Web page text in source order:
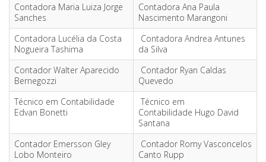
Contadora Maria Luiza Jorge
Sanches
Contadora Ana Paula
Nascimento Marangoni
Contadora Lucélia da Costa
Nogueira Tashima
Contadora Andrea Antunes
da Silva
Contador Walter Aparecido
Bernegozzi
Contador Ryan Caldas
Quevedo
Técnico em Contabilidade
Edvan Bonetti
Técnico em
Contabilidade Hugo David
Santana
Contador Emersson Gley
Lobo Monteiro
Contador Romy Vasconcelos
Canto Rupp